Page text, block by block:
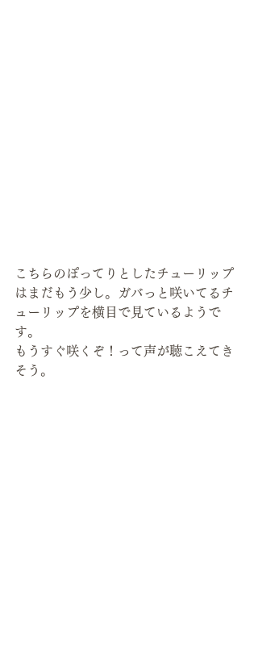
こちらのぽってりとしたチューリップ
はまだもう少し。ガバっと咲いてるチ
ューリップを横目で見ているようで
す。
もうすぐ咲くぞ！って声が聴こえてき
そう。